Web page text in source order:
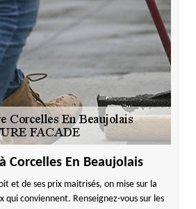
Corcelles En Beaujolais
et de ses prix maitrisés, on mise sur la
qui conviennent. Renseignez-vous sur les